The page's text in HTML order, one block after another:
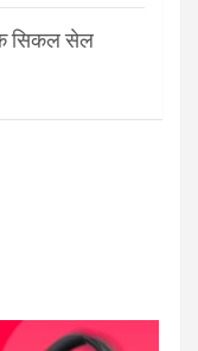
सिकल सेल